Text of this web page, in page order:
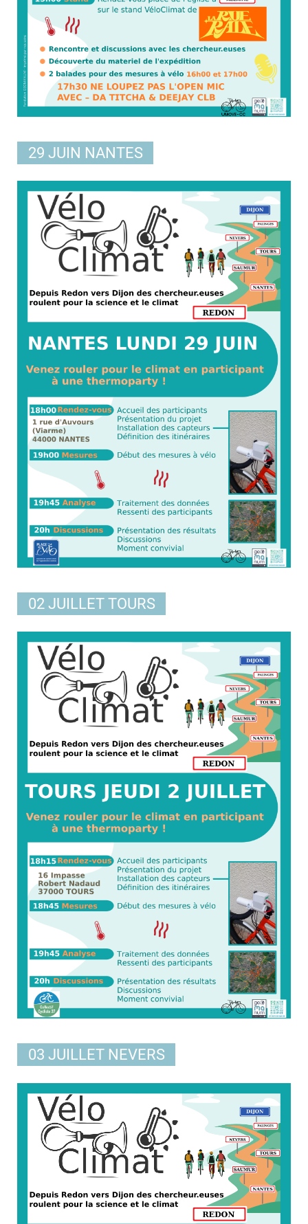
29 JUIN NANTES
02 JUILLET TOURS
03 JUILLET NEVERS